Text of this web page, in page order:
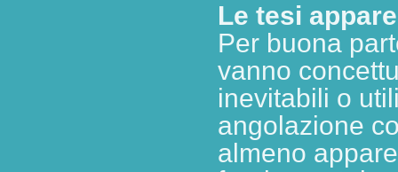
Le tesi
Per buona
vanno
inevitabili o
angolazione
almeno